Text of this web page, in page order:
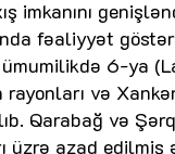
imkanını
fəaliyyət
6-ya
və
Qarabağ və
üzrə azad edilmiş